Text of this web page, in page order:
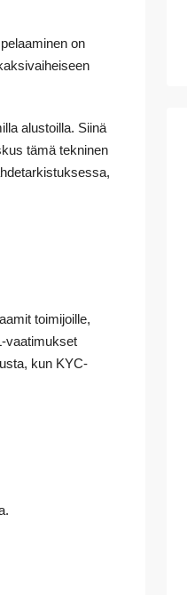
on
alustoilla. Siinä
tämä tekninen
toimijoille,
vaatimukset
kun KYC-